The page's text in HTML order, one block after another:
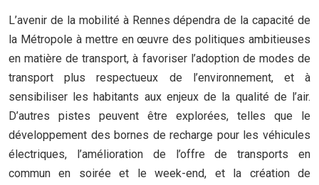
L’avenir de la mobilité à Rennes dépendra de la capacité de
la Métropole à mettre en œuvre des politiques ambitieuses
en matière de transport, à favoriser l’adoption de modes de
transport plus respectueux de l’environnement, et à
sensibiliser les habitants aux enjeux de la qualité de l’air.
D’autres pistes peuvent être explorées, telles que le
développement des bornes de recharge pour les véhicules
électriques, l’amélioration de l’offre de transports en
commun en soirée et le week-end, et la création de